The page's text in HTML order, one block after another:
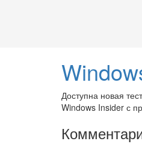
Доступна новая
Windows Insider с